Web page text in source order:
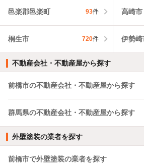
邑楽郡邑楽町 93件 高崎市
桐生市 720件 伊勢崎
不動産会社・不動産屋から探す
前橋市の不動産会社・不動産屋から探す
群馬県の不動産会社・不動産屋から探す
外壁塗装の業者を探す
前橋市で外壁塗装の業者を探す